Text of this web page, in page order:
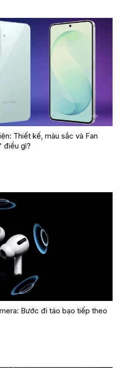
Thiết kế, màu sắc và Fan
điều gì?
Bước đi táo bạo tiếp theo